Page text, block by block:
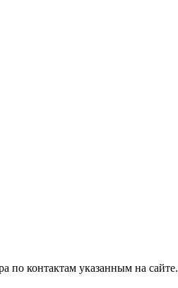
по контактам указанным на сайте.